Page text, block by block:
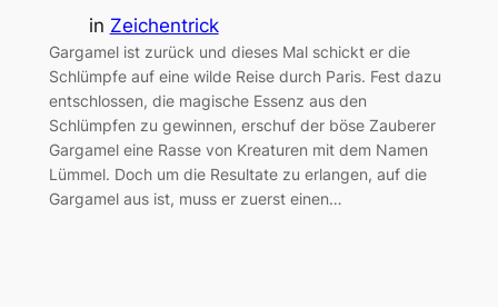
in Zeichentrick
Gargamel ist zurück und dieses Mal schickt er die
Schlümpfe auf eine wilde Reise durch Paris. Fest dazu
entschlossen, die magische Essenz aus den
Schlümpfen zu gewinnen, erschuf der böse Zauberer
Gargamel eine Rasse von Kreaturen mit dem Namen
Lümmel. Doch um die Resultate zu erlangen, auf die
Gargamel aus ist, muss er zuerst einen…